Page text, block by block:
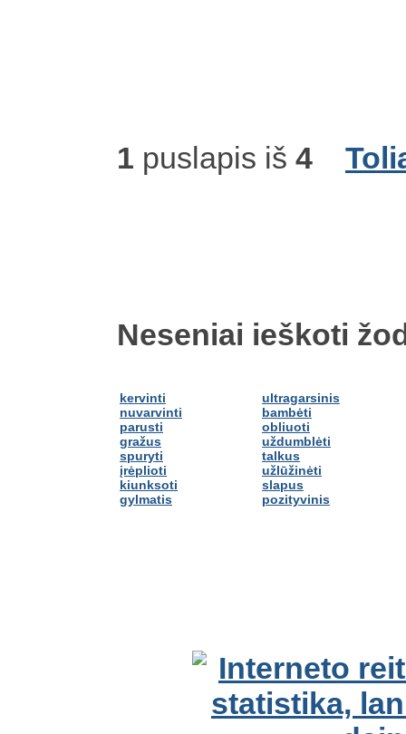
1 puslapis iš 4
Neseniai ieškoti
kervinti
nuvarvinti
parusti
gražus
spuryti
įrėplioti
kiunksoti
gylmatis
ultragarsinis
bambėti
obliuoti
uždumblėti
talkus
užlūžinėti
slapus
pozityvinis